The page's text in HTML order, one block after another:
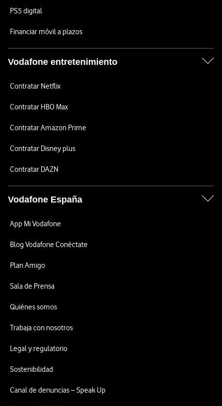
PS5 digital
Financiar móvil a plazos
Vodafone entretenimiento
Contratar Netflix
Contratar HBO Max
Contratar Amazon Prime
Contratar Disney plus
Contratar DAZN
Vodafone España
App Mi Vodafone
Blog Vodafone Conéctate
Plan Amigo
Sala de Prensa
Quiénes somos
Trabaja con nosotros
Legal y regulatorio
Sostenibilidad
Canal de denuncias – Speak Up